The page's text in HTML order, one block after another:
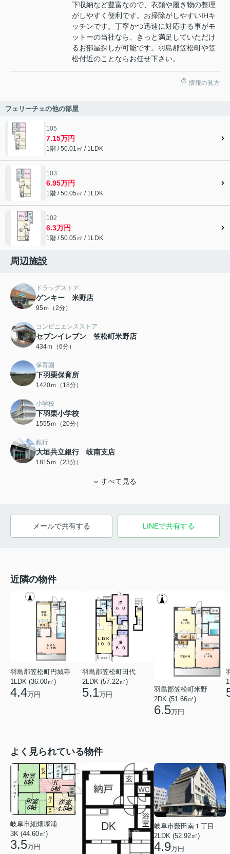
下収納など豊富なので、衣類や履き物の整理
がしやすく便利です。お掃除がしやすいIHキ
ッチンです。丁寧かつ迅速に対応する事がモ
ットーの当社なら、きっと満足していただけ
るお部屋探しが可能です。羽島郡笠松町や笠
松付近のことならお任せ下さい。
情報の見方
フェリーチェの他の部屋
105
7.15万円
1階 / 50.01㎡ / 1LDK
103
6.95万円
1階 / 50.05㎡ / 1LDK
102
6.3万円
1階 / 50.05㎡ / 1LDK
周辺施設
ドラッグストア
ゲンキー 米野店
95ｍ（2分）
コンビニエンスストア
セブンイレブン 笠松町米野店
434ｍ（6分）
保育園
下羽栗保育所
1420ｍ（18分）
小学校
下羽栗小学校
1555ｍ（20分）
銀行
大垣共立銀行 岐南支店
1815ｍ（23分）
すべて見る
メールで共有する LINEで共有する
近隣の物件
羽島郡笠松町円城寺
1LDK (36.00㎡)
4.4万円
羽島郡笠松町田代
2LDK (57.22㎡)
5.1万円
羽島郡笠松町米野
2DK (51.66㎡)
6.5万円
よく見られている物件
岐阜市細畑塚浦
3K (44.60㎡)
3.5万円
岐阜市薮田南１丁目
2LDK (52.92㎡)
4.9万円